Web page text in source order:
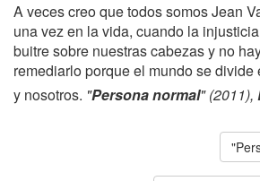
A veces creo que todos somos Jean
una vez en la vida, cuando la
buitre sobre nuestras cabezas y no
remediarlo porque el mundo se
y nosotros. "Persona normal" (2011),